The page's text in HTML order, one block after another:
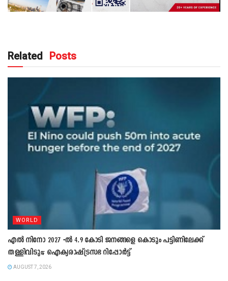
Related Posts
WORLD
എൽ നിനോ 2027 -ൽ 4.9 കോടി ജനങ്ങളെ കൊടും പട്ടിണിലേക്ക്
തള്ളിവിടും; ഐക്യരാഷ്ട്രസഭ റിപ്പോർട്ട്
AUGUST 7, 2026